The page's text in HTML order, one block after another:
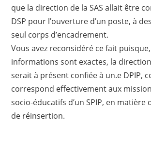
que la direction de la SAS allait être
DSP pour l’ouverture d’un poste, à
seul corps d’encadrement.
Vous avez reconsidéré ce fait
informations sont exactes, la direction
serait à présent confiée à un.e DPIP,
correspond effectivement aux
socio-éducatifs d’un SPIP, en matière
de réinsertion.